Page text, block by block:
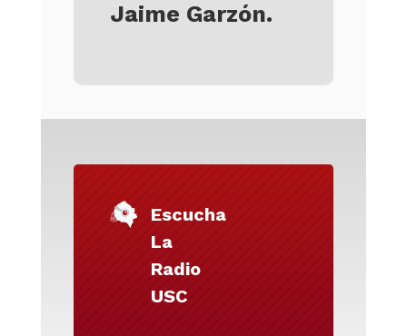
Jaime Garzón.
Escucha
La
Radio
USC